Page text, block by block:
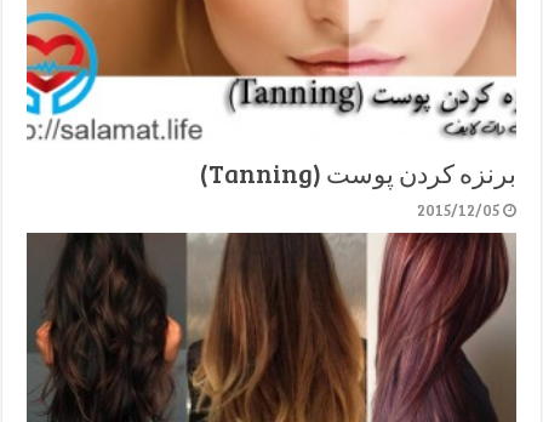
برنزه کردن پوست (Tanning)
2015/12/05